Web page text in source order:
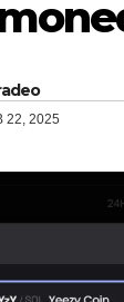
22, 2025